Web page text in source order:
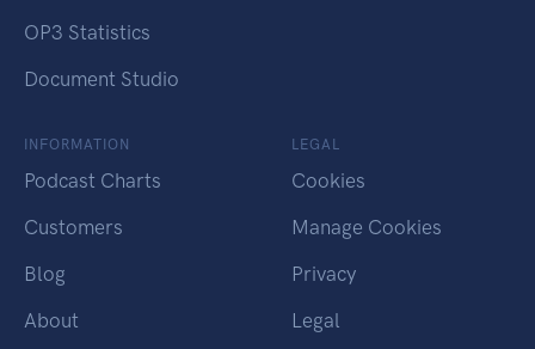
OP3 Statistics
Document Studio
INFORMATION
Podcast Charts
Customers
Blog
About
LEGAL
Cookies
Manage Cookies
Privacy
Legal